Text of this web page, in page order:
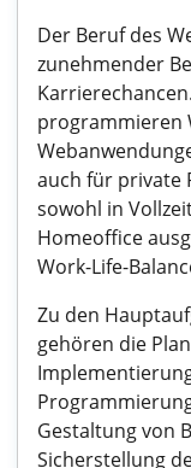
Der Beruf des
zunehmender
programmieren
auch für private
sowohl in
Homeoffice
Work-Life-
Zu den
gehören die
Gestaltung von
Sicherstellung